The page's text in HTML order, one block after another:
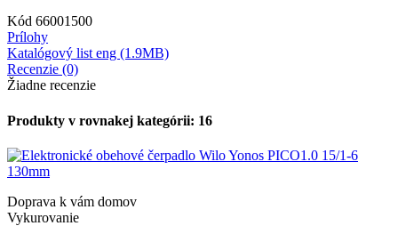
Kód 66001500
Prílohy
Katalógový list eng (1.9MB)
Recenzie (0)
Žiadne recenzie
Produkty v rovnakej kategórii: 16
Doprava k vám domov
Vykurovanie